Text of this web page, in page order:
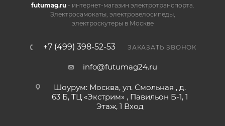
futumag.ru- интернет-магазин электротранспорта.
Электросамокаты, электровелосипеды,
электроскутеры в Москве
+7 (499) 398-52-53 ЗАКАЗАТЬ ЗВОНОК
info@futumag24.ru
Шоурум: Москва, ул. Смольная , д.
63 Б, ТЦ «Экстрим» , Павильон Б-1, 1
Этаж, 1 Вход